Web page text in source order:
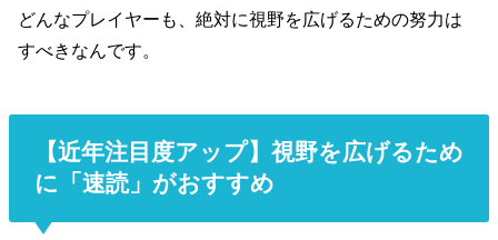
どんなプレイヤーも、絶対に視野を広げるための努力は
すべきなんです。
【近年注目度アップ】視野を広げるため
に「速読」がおすすめ